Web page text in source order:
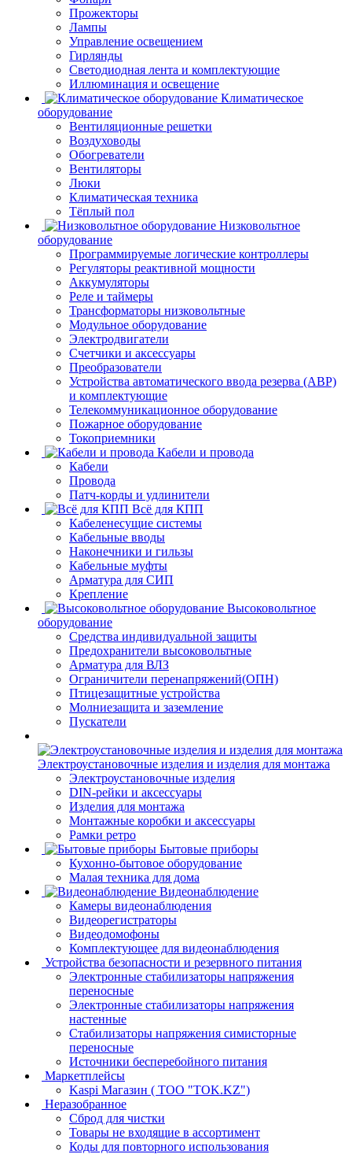
Прожекторы
Лампы
Управление освещением
Гирлянды
Светодиодная лента и комплектующие
Иллюминация и освещение
Климатическое
оборудование
Вентиляционные решетки
Воздуховоды
Обогреватели
Вентиляторы
Люки
Климатическая техника
Тёплый пол
Низковольтное
оборудование
Программируемые логические контроллеры
Регуляторы реактивной мощности
Аккумуляторы
Реле и таймеры
Трансформаторы низковольтные
Модульное оборудование
Электродвигатели
Счетчики и аксессуары
Преобразователи
Устройства автоматического ввода резерва (АВР)
и комплектующие
Телекоммуникационное оборудование
Пожарное оборудование
Токоприемники
Кабели и провода
Кабели
Провода
Патч-корды и удлинители
Всё для КПП
Кабеленесущие системы
Кабельные вводы
Наконечники и гильзы
Кабельные муфты
Арматура для СИП
Крепление
Высоковольтное
оборудование
Средства индивидуальной защиты
Предохранители высоковольтные
Арматура для ВЛЗ
Ограничители перенапряжений(ОПН)
Птицезащитные устройства
Молниезащита и заземление
Пускатели
Электроустановочные изделия и изделия для монтажа
Электроустановочные изделия
DIN-рейки и аксессуары
Изделия для монтажа
Монтажные коробки и аксессуары
Рамки ретро
Бытовые приборы
Кухонно-бытовое оборудование
Малая техника для дома
Видеонаблюдение
Камеры видеонаблюдения
Видеорегистраторы
Видеодомофоны
Комплектующее для видеонаблюдения
Устройства безопасности и резервного питания
Электронные стабилизаторы напряжения
переносные
Электронные стабилизаторы напряжения
настенные
Стабилизаторы напряжения симисторные
переносные
Источники бесперебойного питания
Маркетплейсы
Kaspi Магазин ( ТОО "TOK.KZ")
Неразобранное
Сброд для чистки
Товары не входящие в ассортимент
Коды для повторного использования